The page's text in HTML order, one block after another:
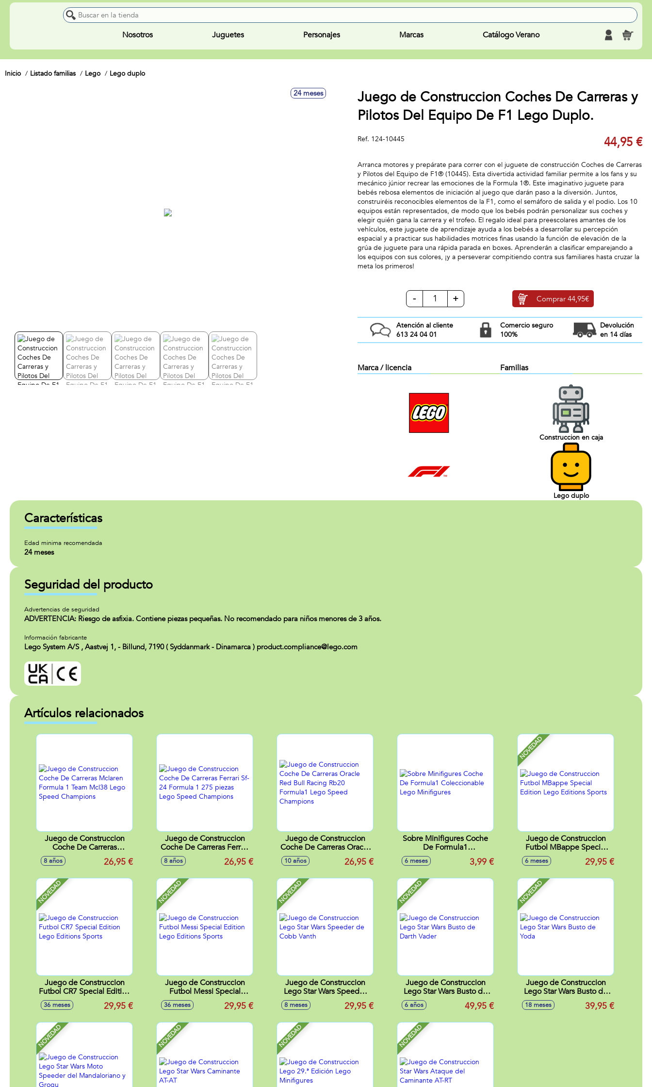
Nosotros Juguetes Personajes Marcas Catálogo Verano
Inicio Listado familias Lego Lego duplo
24 meses
Juego de Construccion Coches De Carreras y
Pilotos Del Equipo De F1 Lego Duplo.
Ref. 124-10445 44,95 €
Arranca motores y prepárate para correr con el juguete de construcción Coches de Carreras
y Pilotos del Equipo de F1® (10445). Esta divertida actividad familiar permite a los fans y su
mecánico júnior recrear las emociones de la Formula 1®. Este imaginativo juguete para
bebés rebosa elementos de iniciación al juego que darán paso a la diversión. Juntos,
construiréis reconocibles elementos de la F1, como el semáforo de salida y el podio. Los 10
equipos están representados, de modo que los bebés podrán personalizar sus coches y
elegir quién gana la carrera y el trofeo. El regalo ideal para preescolares amantes de los
vehículos, este juguete de aprendizaje ayuda a los bebés a desarrollar su percepción
espacial y a practicar sus habilidades motrices finas usando la función de elevación de la
grúa de juguete para una rápida parada en boxes. Aprenderán a clasificar emparejando a
los equipos con sus colores, ¡y a perseverar compitiendo contra sus familiares hasta cruzar la
meta los primeros!
- + Comprar44,95€
Atención al cliente
613 24 04 01
Comercio seguro
100%
Devolución
en 14 días
Marca / licencia Familias
Construccion en caja
Lego duplo
Características
Edad minima recomendada
24 meses
Seguridad del producto
Advertencias de seguridad
ADVERTENCIA: Riesgo de asfixia. Contiene piezas pequeñas. No recomendado para niños menores de 3 años.
Información fabricante
Lego System A/S , Aastvej 1, - Billund, 7190 ( Syddanmark - Dinamarca ) product.compliance@lego.com
Artículos relacionados
Juego de Construccion
Coche De Carreras
Mclaren Formula 1 Team
Mcl38 Lego Speed
8 años 26,95 €
Juego de Construccion
Coche De Carreras Ferrari
Sf-24 Formula 1 275
piezas Lego Speed
8 años 26,95 €
Juego de Construccion
Coche De Carreras Oracle
Red Bull Racing Rb20
Formula1 Lego Speed
10 años 26,95 €
Sobre Minifigures Coche
De Formula1
Coleccionable Lego
Minifigures
6 meses 3,99 €
NOVEDAD
Juego de Construccion
Futbol MBappe Special
Edition Lego Editions
6 meses 29,95 €
NOVEDAD
Juego de Construccion
Futbol CR7 Special Edition
Lego Editions Sports
36 meses 29,95 €
NOVEDAD
Juego de Construccion
Futbol Messi Special
Edition Lego Editions
36 meses 29,95 €
NOVEDAD
Juego de Construccion
Lego Star Wars Speeder
de Cobb Vanth
8 meses 29,95 €
NOVEDAD
Juego de Construccion
Lego Star Wars Busto de
Darth Vader
6 años 49,95 €
NOVEDAD
Juego de Construccion
Lego Star Wars Busto de
18 meses 39,95 €
NOVEDAD NOVEDAD NOVEDAD NOVEDAD